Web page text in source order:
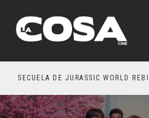
SECUELA DE JURASSIC WORLD